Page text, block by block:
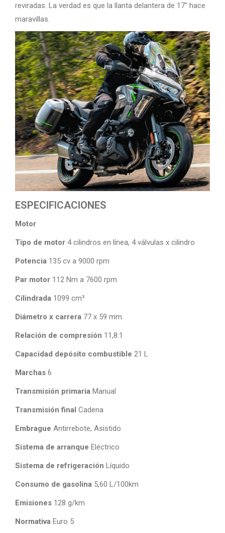
reviradas. La verdad es que la llanta delantera de 17″ hace
maravillas.
ESPECIFICACIONES
Motor
Tipo de motor 4 cilindros en línea, 4 válvulas x cilindro
Potencia 135 cv a 9000 rpm
Par motor 112 Nm a 7600 rpm
Cilindrada 1099 cm³
Diámetro x carrera 77 x 59 mm
Relación de compresión 11,8:1
Capacidad depósito combustible 21 L
Marchas 6
Transmisión primaria Manual
Transmisión final Cadena
Embrague Antirrebote, Asistido
Sistema de arranque Eléctrico
Sistema de refrigeración Líquido
Consumo de gasolina 5,60 L/100km
Emisiones 128 g/km
Normativa Euro 5